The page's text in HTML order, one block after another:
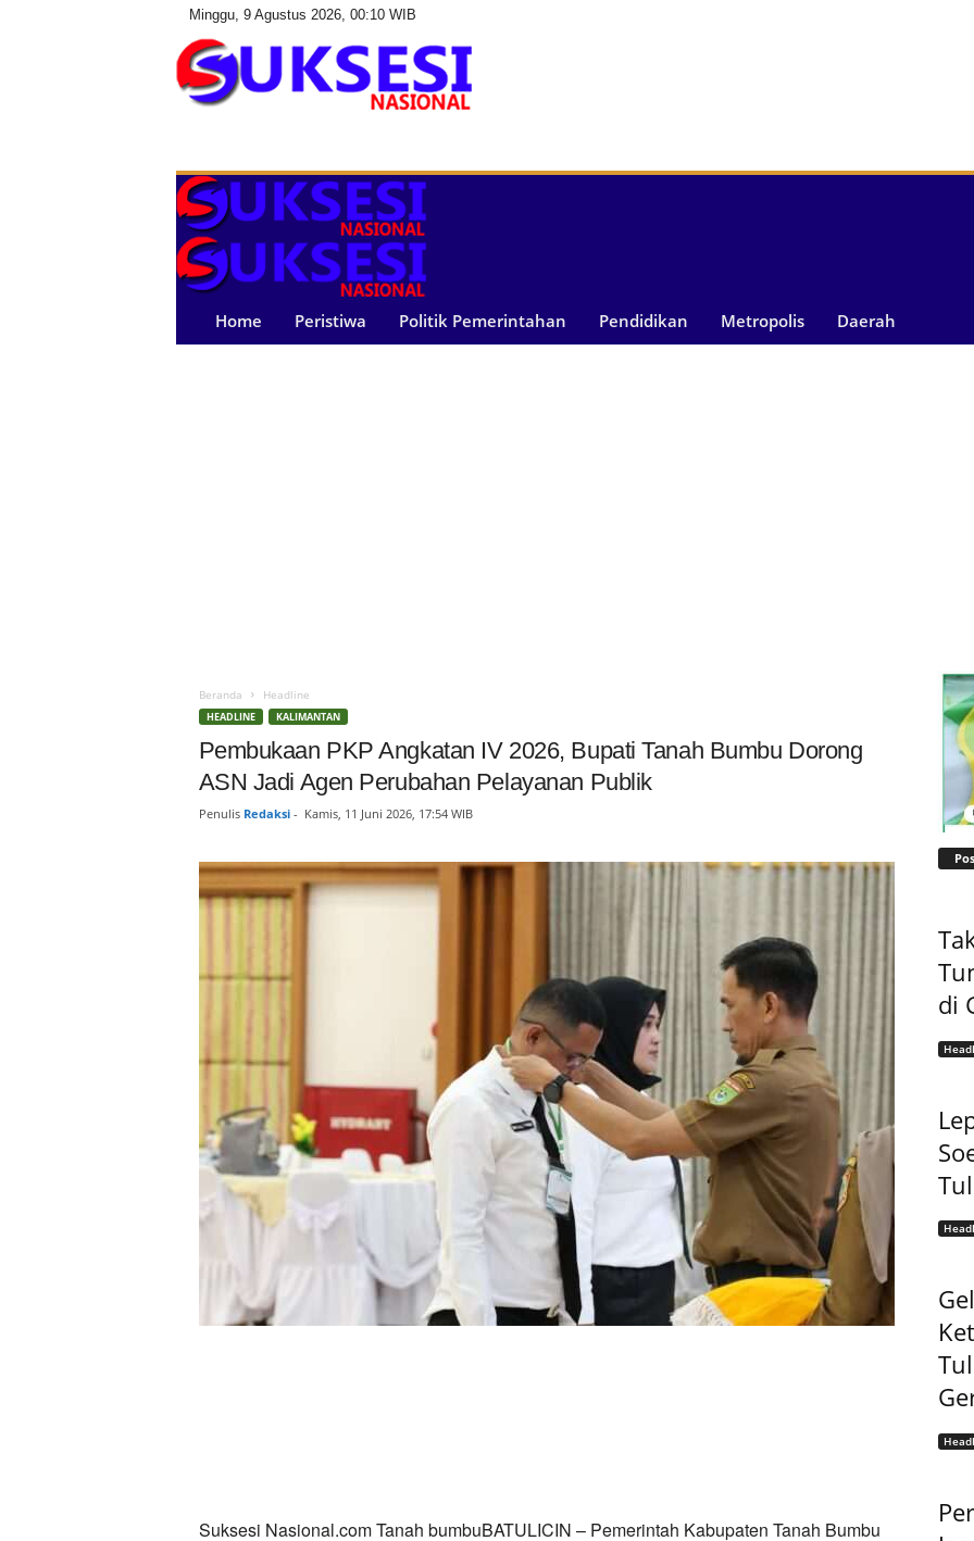
Minggu, 9 Agustus 2026, 00:10 WIB
s
e
i
N
i
Home Peristiwa Politik Pemerintahan Pendidikan Metropolis Daerah
Beranda Headline
HEADLINE KALIMANTAN
Pembukaan PKP Angkatan IV 2026, Bupati Tanah Bumbu Dorong
ASN Jadi Agen Perubahan Pelayanan Publik
Penulis Redaksi- Kamis, 11 Juni 2026, 17:54 WIB
Suksesi Nasional.com Tanah bumbuBATULICIN – Pemerintah Kabupaten Tanah Bumbu
di